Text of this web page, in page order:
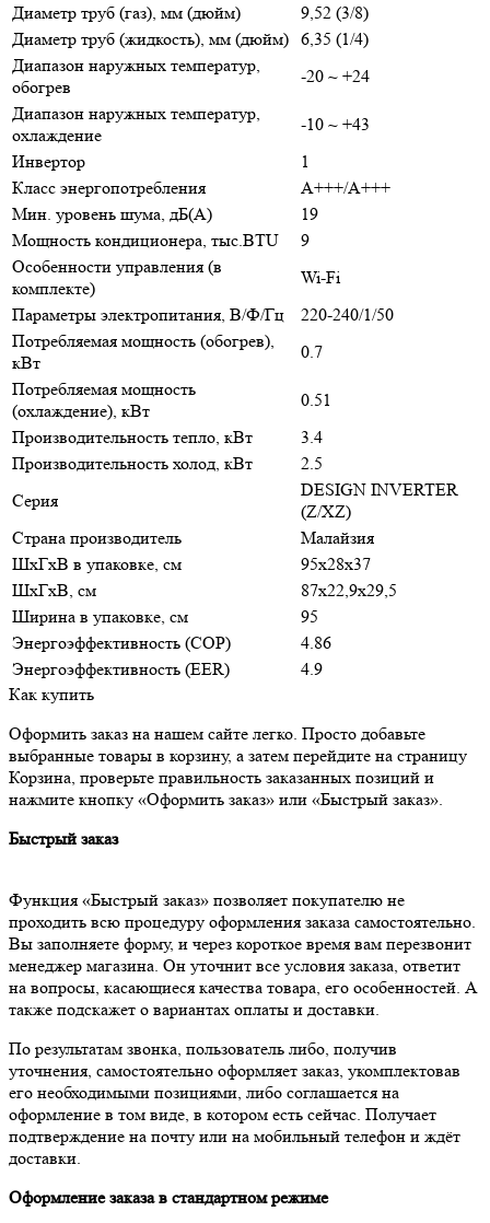
Диаметр труб (газ), мм (дюйм)
9,52 (3/8)
Диаметр труб (жидкость), мм (дюйм) 6,35 (1/4)
Диапазон наружных температур,
обогрев
-20 ~ +24
Диапазон наружных температур,
охлаждение
-10 ~ +43
Инвертор
1
Класс энергопотребления
A+++/A+++
Мин. уровень шума, дБ(А)
19
Мощность кондиционера, тыс.BTU
9
Особенности управления (в
комплекте)
Wi-Fi
Параметры электропитания, В/Ф/Гц
220-240/1/50
Потребляемая мощность (обогрев),
кВт
0.7
Потребляемая мощность
(охлаждение), кВт
0.51
Производительность тепло, кВт
3.4
Производительность холод, кВт
2.5
Серия
DESIGN INVERTER
(Z/XZ)
Страна производитель
Малайзия
ШxГxВ в упаковке, см
95x28x37
ШxГxВ, см
87x22,9x29,5
Ширина в упаковке, см
95
Энергоэффективность (COP)
4.86
Энергоэффективность (EER)
4.9
Как купить
Оформить заказ на нашем сайте легко. Просто добавьте
выбранные товары в корзину, а затем перейдите на страницу
Корзина, проверьте правильность заказанных позиций и
нажмите кнопку «Оформить заказ» или «Быстрый заказ».
Быстрый заказ
Функция «Быстрый заказ» позволяет покупателю не
проходить всю процедуру оформления заказа самостоятельно.
Вы заполняете форму, и через короткое время вам перезвонит
менеджер магазина. Он уточнит все условия заказа, ответит
на вопросы, касающиеся качества товара, его особенностей. А
также подскажет о вариантах оплаты и доставки.
По результатам звонка, пользователь либо, получив
уточнения, самостоятельно оформляет заказ, укомплектовав
его необходимыми позициями, либо соглашается на
оформление в том виде, в котором есть сейчас. Получает
подтверждение на почту или на мобильный телефон и ждёт
доставки.
Оформление заказа в стандартном режиме